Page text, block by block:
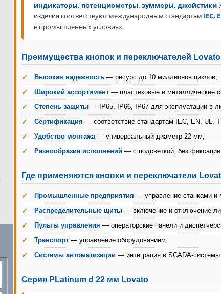
индикаторы, потенциометры, зуммеры, джойстики
изделия соответствуют международным стандартам IEC,
в промышленных условиях.
Преимущества кнопок и переключателей Lovato
Высокая надежность— ресурс до 10 миллионов циклов;
Широкий ассортимент— пластиковые и металлические
Степень защиты— IP65, IP66, IP67 для эксплуатации в
Сертификация — соответствие стандартам IEC, EN, UL,
Удобство монтажа— универсальный диаметр 22 мм;
Разнообразие исполнений— с подсветкой, без
Где применяются кнопки и переключатели
Промышленные предприятия — управление станками и
Распределительные щиты— включение и отключение
Пульты управления — операторские панели и
Транспорт— управление оборудованием;
Системы автоматизации— интеграция в SCADA-системы.
Серия PLatinum d 22 мм Lovato